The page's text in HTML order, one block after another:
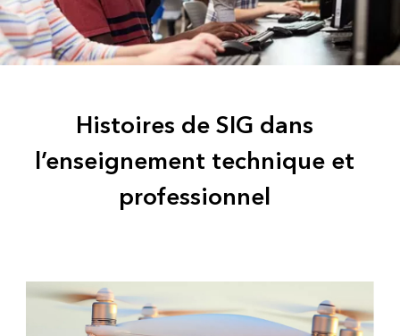
Histoires de SIG dans
l’enseignement technique et
professionnel